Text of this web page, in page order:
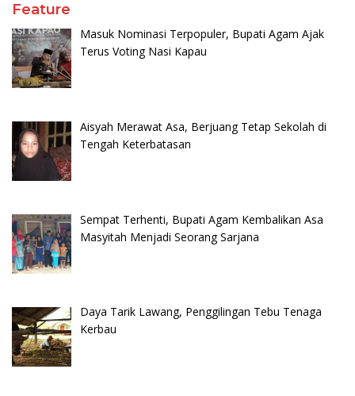
Feature
Masuk Nominasi Terpopuler, Bupati Agam Ajak
Terus Voting Nasi Kapau
Aisyah Merawat Asa, Berjuang Tetap Sekolah di
Tengah Keterbatasan
Sempat Terhenti, Bupati Agam Kembalikan Asa
Masyitah Menjadi Seorang Sarjana
Daya Tarik Lawang, Penggilingan Tebu Tenaga
Kerbau